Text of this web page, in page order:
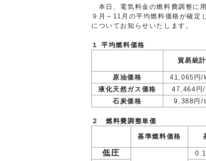
本日、電気料金の燃料費調整に
９月～11月の平均燃料価格が確定
についてお知らせいたします。
１ 平均燃料価格
貿易統
原油価格
41,065
液化天然ガス価格 47,464
石炭価格
9,388円
２ 燃料費調整単価
基準燃料価格
低圧